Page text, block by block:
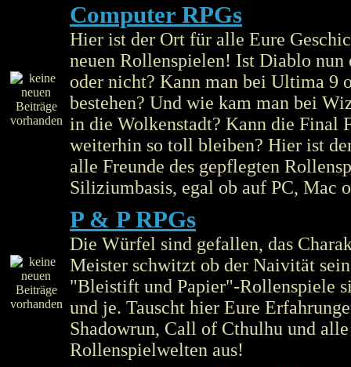
Computer RPGs
Hier ist der Ort für alle Eure
neuen Rollenspielen! Ist Diablo
oder nicht? Kann man bei Ultima 9
bestehen? Und wie kam man bei
in die Wolkenstadt? Kann die Final
weiterhin so toll bleiben? Hier ist
alle Freunde des gepflegten
Siliziumbasis, egal ob auf PC, Mac
P & P RPGs
Die Würfel sind gefallen, das
Meister schwitzt ob der Naivität
"Bleistift und Papier"-Rollenspiele
und je. Tauscht hier Eure
Shadowrun, Call of Cthulhu und alle
Rollenspielwelten aus!